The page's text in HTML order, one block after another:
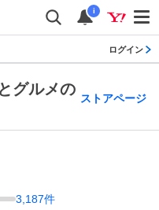
i
ログイン
グルメの
ストアページ
3,187件